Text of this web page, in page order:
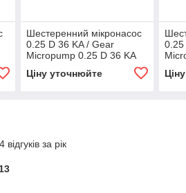
Шестеренний мікронасос
0.25 D 36 KA / Gear
Micropump 0.25 D 36 KA
Ціну уточнюйте
0.25
за рік